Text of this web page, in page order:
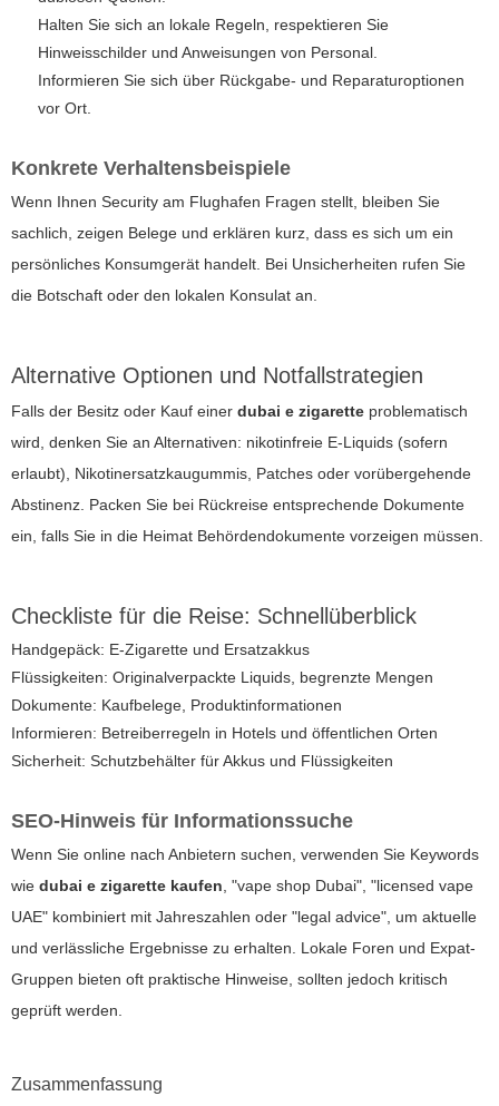
Halten Sie sich an lokale Regeln, respektieren Sie
Hinweisschilder und Anweisungen von Personal.
Informieren Sie sich über Rückgabe- und Reparaturoptionen
vor Ort.
Konkrete Verhaltensbeispiele
Wenn Ihnen Security am Flughafen Fragen stellt, bleiben Sie
sachlich, zeigen Belege und erklären kurz, dass es sich um ein
persönliches Konsumgerät handelt. Bei Unsicherheiten rufen Sie
die Botschaft oder den lokalen Konsulat an.
Alternative Optionen und Notfallstrategien
Falls der Besitz oder Kauf einer dubai e zigarette problematisch
wird, denken Sie an Alternativen: nikotinfreie E-Liquids (sofern
erlaubt), Nikotinersatzkaugummis, Patches oder vorübergehende
Abstinenz. Packen Sie bei Rückreise entsprechende Dokumente
ein, falls Sie in die Heimat Behördendokumente vorzeigen müssen.
Checkliste für die Reise: Schnellüberblick
Handgepäck: E-Zigarette und Ersatzakkus
Flüssigkeiten: Originalverpackte Liquids, begrenzte Mengen
Dokumente: Kaufbelege, Produktinformationen
Informieren: Betreiberregeln in Hotels und öffentlichen Orten
Sicherheit: Schutzbehälter für Akkus und Flüssigkeiten
SEO-Hinweis für Informationssuche
Wenn Sie online nach Anbietern suchen, verwenden Sie Keywords
wie dubai e zigarette kaufen, "vape shop Dubai", "licensed vape
UAE" kombiniert mit Jahreszahlen oder "legal advice", um aktuelle
und verlässliche Ergebnisse zu erhalten. Lokale Foren und Expat-
Gruppen bieten oft praktische Hinweise, sollten jedoch kritisch
geprüft werden.
Zusammenfassung